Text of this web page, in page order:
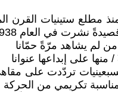
منذ مطلع ستينيات
من 30 بيتًا من البحر الرمل، يقول في مطلعها:
لم يشاهد مرّةً حمّانا
على إبداعها عنوانا
تردّدت على
تكريمي من الحركة